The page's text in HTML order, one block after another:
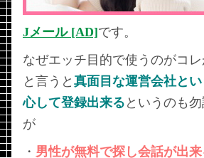
Jメール [AD]です。
なぜエッチ目的で使うのがコ
と言うと 真面目な運営会社と
心して登録出来る というのも
が
・ 男性が無料で探し会話が出